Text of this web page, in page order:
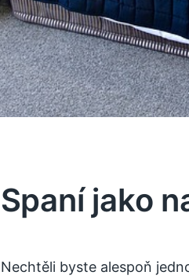
Spaní jako
Nechtěli byste alespoň